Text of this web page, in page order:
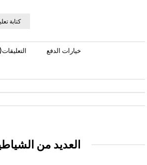
كتابة
التعليقات
خيارات الدفع
العديد من